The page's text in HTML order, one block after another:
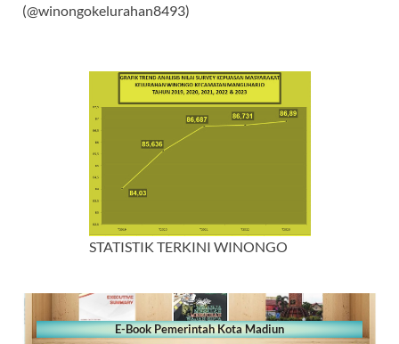
(@winongokelurahan8493)
STATISTIK TERKINI WINONGO
E-Book Pemerintah Kota Madiun